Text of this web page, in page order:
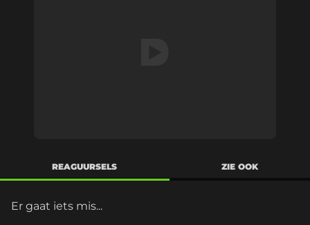
REAGUURSELS ZIE OOK
Er gaat iets mis...